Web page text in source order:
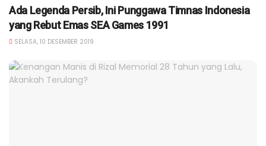
Ada Legenda Persib, Ini Punggawa Timnas Indonesia
yang Rebut Emas SEA Games 1991
SELASA, 10 DESEMBER 2019